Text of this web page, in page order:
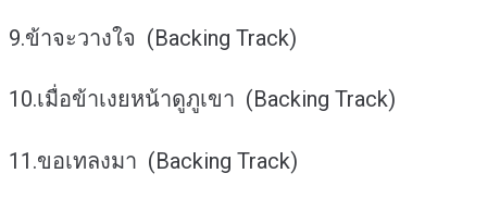
9.ข้าจะวางใจ (Backing Track)
10.เมื่อข้าเงยหน้าดูภูเขา (Backing Track)
11.ขอเทลงมา (Backing Track)